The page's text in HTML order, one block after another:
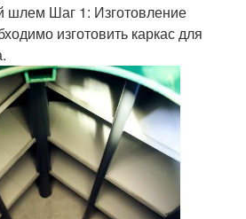
Шаг 1: Изготовление
изготовить каркас для